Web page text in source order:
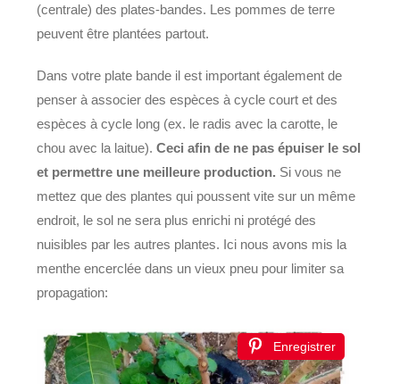
(centrale) des plates-bandes. Les pommes de terre
peuvent être plantées partout.
Dans votre plate bande il est important également de
penser à associer des espèces à cycle court et des
espèces à cycle long (ex. le radis avec la carotte, le
chou avec la laitue).Ceci afin de ne pas épuiser le sol
et permettre une meilleure production. Si vous ne
mettez que des plantes qui poussent vite sur un même
endroit, le sol ne sera plus enrichi ni protégé des
nuisibles par les autres plantes. Ici nous avons mis la
menthe encerclée dans un vieux pneu pour limiter sa
propagation:
Enregistrer